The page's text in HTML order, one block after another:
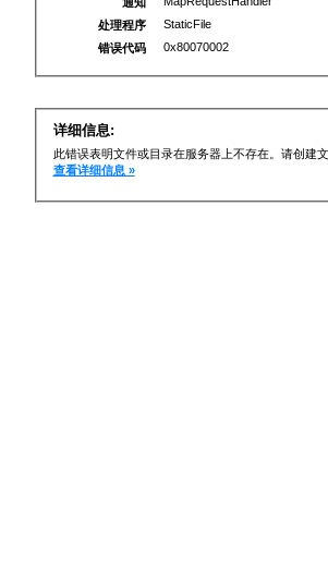
处理程序
StaticFile
错误代码
0x80070002
详细信息:
此错误表明文件或目录在服务器上不存在。请创建
查看详细信息 »